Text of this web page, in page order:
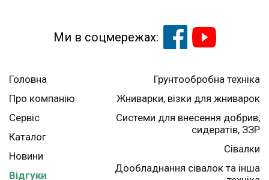
Ми в соцмережах:
Головна
Про компанію
Сервіс
Каталог
Новини
Відгуки
Грунтообробна техніка
Жниварки, візки для жниварок
Системи для внесення добрив,
сидератів, ЗЗР
Сівалки
Дообладнання сівалок та інша